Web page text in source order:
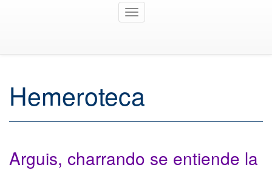
Toggle
Hemeroteca
Arguis, charrando se entiende la